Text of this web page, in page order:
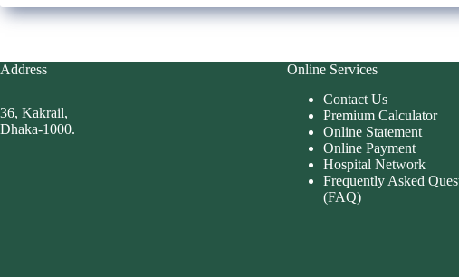
Address
36, Kakrail,
Dhaka-1000.
Online Services
Contact Us
Premium Calculator
Online Statement
Online Payment
Hospital Network
Frequently Asked
(FAQ)